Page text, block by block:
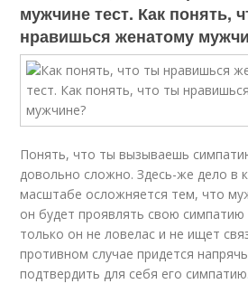
мужчине тест. Как понять,
нравишься женатому
Понять, что ты вызываешь
довольно сложно. Здесь-же дело в
масштабе осложняется тем, что
он будет проявлять свою симпатию
только он не ловелас и не ищет
противном случае придется
подтвердить для себя его